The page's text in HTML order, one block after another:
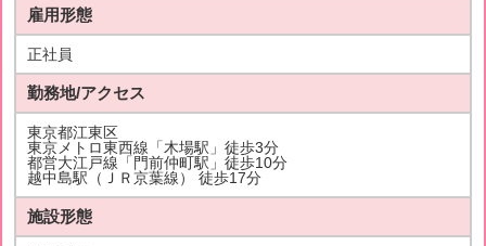
雇用形態
正社員
勤務地/アクセス
東京都江東区
東京メトロ東西線「木場駅」徒歩3分
都営大江戸線「門前仲町駅」徒歩10分
越中島駅（ＪＲ京葉線） 徒歩17分
施設形態